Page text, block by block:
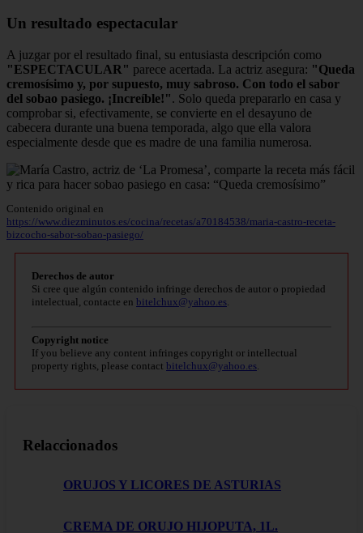
Un resultado espectacular
A juzgar por el resultado final, su entusiasta descripción como
"ESPECTACULAR" parece acertada. La actriz asegura: "Queda
cremosísimo y, por supuesto, muy sabroso. Con todo el sabor
del sobao pasiego. ¡Increíble!". Solo queda prepararlo en casa y
comprobar si, efectivamente, se convierte en el desayuno de
cabecera durante una buena temporada, algo que ella valora
especialmente desde que es madre de una familia numerosa.
Contenido original en
https://www.diezminutos.es/cocina/recetas/a70184538/maria-castro-receta-
bizcocho-sabor-sobao-pasiego/
Derechos de autor
Si cree que algún contenido infringe derechos de autor o propiedad
intelectual, contacte en bitelchux@yahoo.es
Copyright notice
If you believe any content infringes copyright or intellectual
property rights, please contact bitelchux@yahoo.es
Relaccionados
ORUJOS Y LICORES DE ASTURIAS
CREMA DE ORUJO HIJOPUTA, 1L.